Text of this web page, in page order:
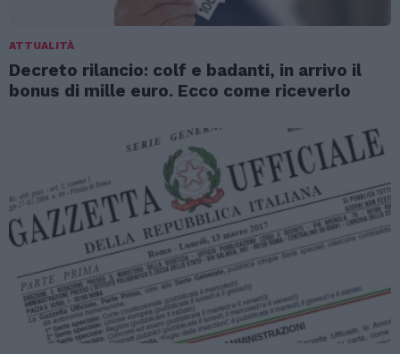
ATTUALITÀ
Decreto rilancio: colf e badanti, in arrivo il
bonus di mille euro. Ecco come riceverlo